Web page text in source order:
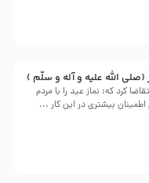
(صلی الله علیه و آله و سلّم )
کرد که: نماز عید را با مردم
اطمینان بیشتری در این کار ...